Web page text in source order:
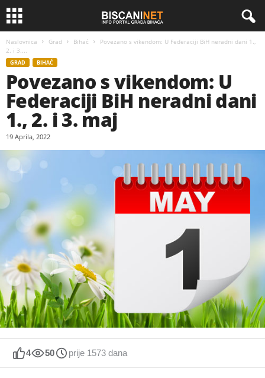
Naslovnica Grad Bihać
Povezano s vikendom: U Federaciji BiH neradni dani 1.,
2. i 3....
GRAD BIHAĆ
Povezano s vikendom: U
Federaciji BiH neradni dani
1., 2. i 3. maj
19 Aprila, 2022
4 50 prije 1573 dana